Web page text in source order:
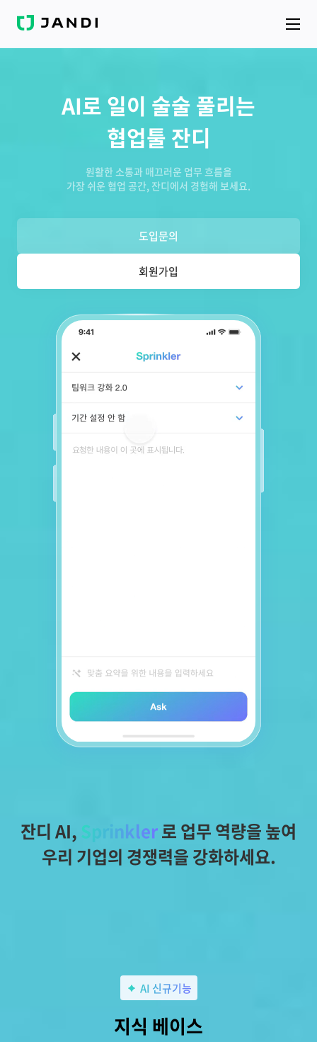
J
N
AI로 일이 술술 풀리는
협업툴 잔디
원활한 소통과 매끄러운 업무 흐름을
가장 쉬운 협업 공간, 잔디에서 경험해 보세요.
도입문의
회원가입
잔디 AI, Sprinkler 로 업무 역량을 높여
우리 기업의 경쟁력을 강화하세요.
AI 신규기능
지식 베이스